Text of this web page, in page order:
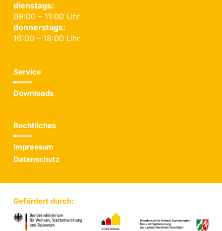
dienstags:
09:00 – 11:00 Uhr
donnerstags:
16:00 – 18:00 Uhr
Service
Downloads
Rechtliches
Impressum
Datenschutz
Gefördert durch: